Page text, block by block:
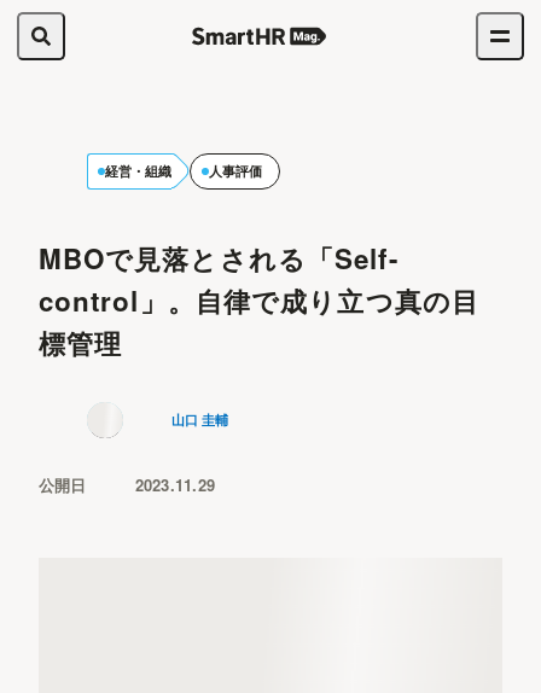
経営・組織 人事評価
MBOで見落とされる「Self-
control」。自律で成り立つ真の目
標管理
山口 圭輔
公開日 2023.11.29